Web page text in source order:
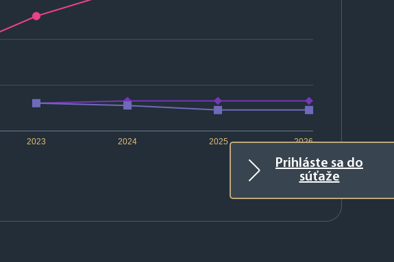
Prihláste sa do
súťaže
2023 2024 2025 2026